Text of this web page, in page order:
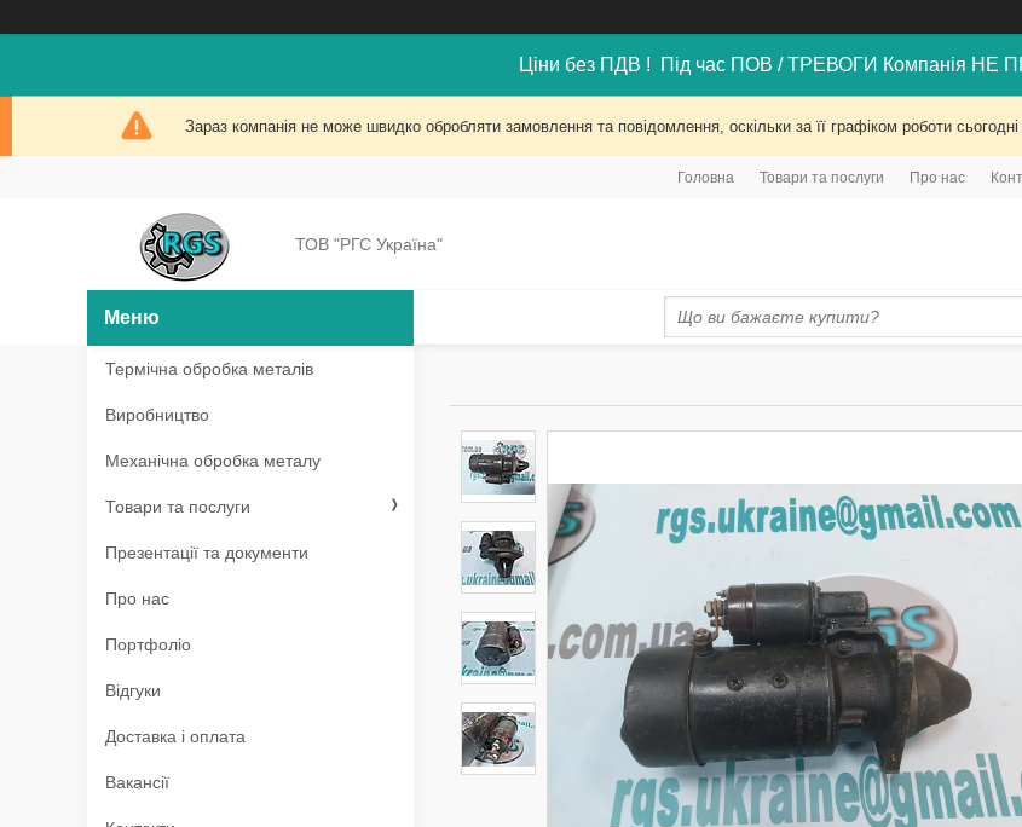
Ціни без ПДВ ! Під час ПОВ / ТРЕВОГИ Компанія НЕ
Зараз компанія не може швидко обробляти замовлення та повідомлення, оскільки за її графіком роботи
Головна Товари та послуги Про нас
ТОВ "РГС Україна"
Термічна обробка металів
Виробництво
Механічна обробка металу
Товари та послуги
Презентації та документи
Про нас
Портфоліо
Відгуки
Доставка і оплата
Вакансії